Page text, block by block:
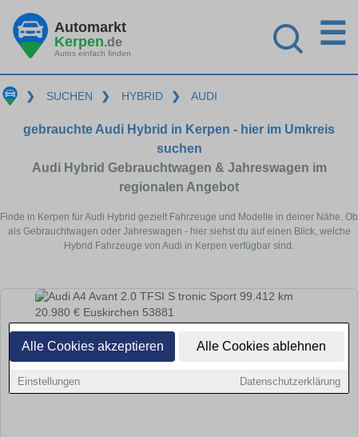
Alle Cookies akzeptieren Alle Cookies ablehnen
Einstellungen Datenschutzerklärung
Automarkt
Kerpen.de
Autos einfach finden
☰
❯ SUCHEN ❯ HYBRID ❯ AUDI
gebrauchte Audi Hybrid in Kerpen - hier im Umkreis
suchen
Audi Hybrid Gebrauchtwagen & Jahreswagen im
regionalen Angebot
Finde in Kerpen für Audi Hybrid gezielt Fahrzeuge und Modelle in deiner Nähe. Ob
als Gebrauchtwagen oder Jahreswagen - hier siehst du auf einen Blick, welche
Hybrid Fahrzeuge von Audi in Kerpen verfügbar sind.